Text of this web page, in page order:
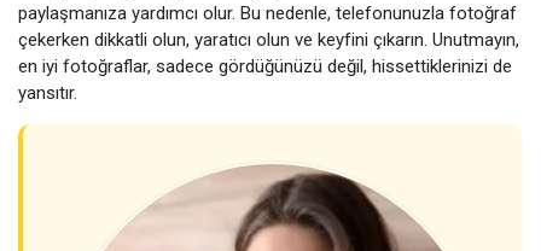
paylaşmanıza yardımcı olur. Bu nedenle, telefonunuzla fotoğraf
çekerken dikkatli olun, yaratıcı olun ve keyfini çıkarın. Unutmayın,
en iyi fotoğraflar, sadece gördüğünüzü değil, hissettiklerinizi de
yansıtır.